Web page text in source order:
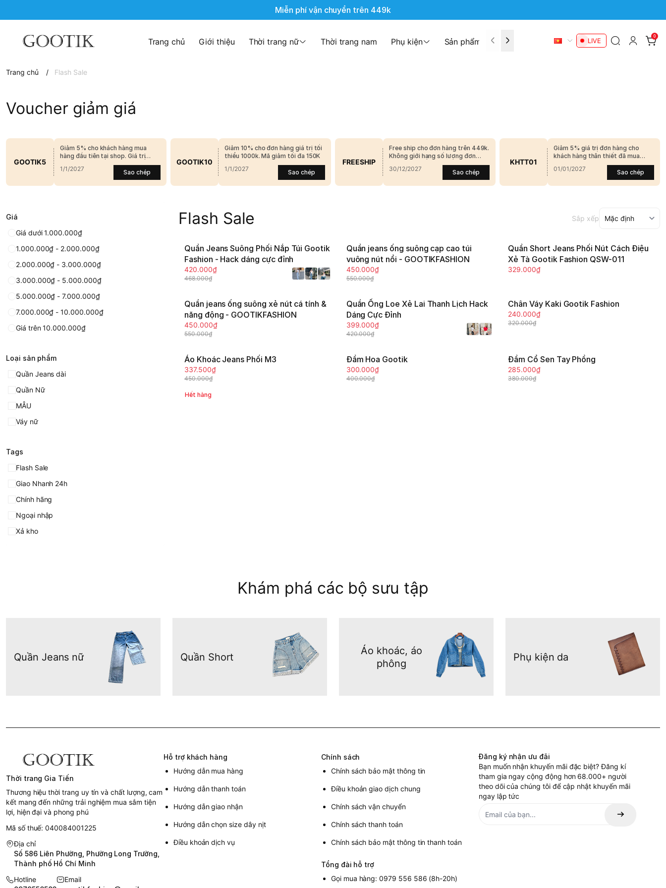
Miễn phí vận chuyển trên 449k
Trang chủ Giới thiệu Thời trang nữ Thời trang nam Phụ kiện Sản phẩm khuyến mãi Liên hệ LIVE
0
Trang chủ / Flash Sale
Voucher giảm giá
GOOTIK5
Giảm 5% cho khách hàng mua
hàng đầu tiên tại shop. Giá trị
khuyến mãi tối đa 150k
1/1/2027 Sao chép
GOOTIK10
Giảm 10% cho đơn hàng giá trị tối
thiểu 1000k. Mã giảm tối đa 150K
1/1/2027
Sao chép
FREESHIP
Free ship cho đơn hàng trên 449k.
Không giới hạng số lượng đơn
30/12/2027 Sao chép
KHTT01
Giảm 5% giá trị đơn hàng cho
khách hàng thân thiết đã mua
hàng của shop. Mỗi khách được sử
dụng 3 lần mã giảm giá này
01/01/2027 Sao chép
Giá
Giá dưới 1.000.000₫
1.000.000₫ - 2.000.000₫
2.000.000₫ - 3.000.000₫
3.000.000₫ - 5.000.000₫
5.000.000₫ - 7.000.000₫
7.000.000₫ - 10.000.000₫
Giá trên 10.000.000₫
Loại sản phẩm
Quần Jeans dài
Quần Nữ
MẪU
Váy nữ
Tags
Flash Sale
Giao Nhanh 24h
Chính hãng
Ngoại nhập
Xả kho
Flash Sale Sắp xếp
-11%
Tùy chọn
Quần Jeans Suông Phối Nắp Túi Gootik
Fashion - Hack dáng cực đỉnh
420.000₫
468.000₫
-19%
Tùy chọn
Quần jeans ống suông cạp cao túi
vuông nút nổi - GOOTIKFASHION
450.000₫
550.000₫
Tùy chọn
Quần Short Jeans Phối Nút Cách Điệu
Xẻ Tà Gootik Fashion QSW-011
329.000₫
-19%
Tùy chọn
Quần jeans ống suông xẻ nút cá tính &
năng động - GOOTIKFASHION
450.000₫
550.000₫
-5%
Quần Ống Loe Xẻ Lai Thanh Lịch Hack
Dáng Cực Đỉnh
399.000₫
420.000₫
-25%
Chân Váy Kaki Gootik Fashion
240.000₫
320.000₫
-25%
Áo Khoác Jeans Phối M3
337.500₫
450.000₫
Hết hàng
-25%
Đầm Hoa Gootik
300.000₫
400.000₫
-25%
Đầm Cổ Sen Tay Phồng
285.000₫
380.000₫
Khám phá các bộ sưu tập
Quần Jeans nữ Quần Short
Áo khoác, áo
phông
Phụ kiện da
Thời trang Gia Tiến
Thương hiệu thời trang uy tín và chất lượng, cam
kết mang đến những trải nghiệm mua sắm tiện
lợi, hiện đại và phong phú
Mã số thuế: 040084001225
Địa chỉ
Số 586 Liên Phường, Phường Long Trường,
Thành phố Hồ Chí Minh
Hotline
Email
Hỗ trợ khách hàng
Hướng dẫn mua hàng
Hướng dẫn thanh toán
Hướng dẫn giao nhận
Hướng dẫn chọn size dây nịt
Điều khoản dịch vụ
Chính sách
Chính sách bảo mật thông tin
Điều khoản giao dịch chung
Chính sách vận chuyển
Chính sách thanh toán
Chính sách bảo mật thông tin thanh toán
Tổng đài hỗ trợ
Gọi mua hàng: 0979 556 586 (8h-20h)
Đăng ký nhận ưu đãi
Bạn muốn nhận khuyến mãi đặc biệt? Đăng kí
tham gia ngay cộng động hơn 68.000+ người
theo dõi của chúng tôi để cập nhật khuyến mãi
ngay lập tức